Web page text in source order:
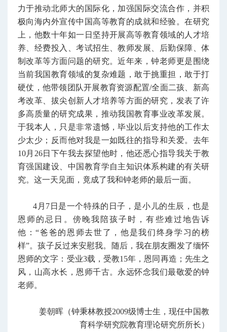
力于推动北师大的国际化，加强国际交流合作，并积
极向海内外宣传中国高等教育的成就和经验。在研究
上，他数十年如一日坚持开展高等教育领域的人才培
养、经费投入、考试招生、教师发展、后勤保障、体
制改革等方面问题的研究。近年来，钟老师更是围绕
当前我国教育领域的复杂难题，敢于挑重担，敢于打
硬仗，他带领团队开展教育资源配置/全面二孩、新高
考改革、拔尖创新人才培养等方面的研究，发表了许
多高质量的研究成果，推动我国教育事业改革发展。
于我本人，只是非常遗憾，毕业以后支持他的工作太
少太少；反而他对我是一如既往的指导和关爱。去年
10月26日下午我去探望他时，他还悉心指导我关于教
育强国建设、中国教育学自主知识体系构建的有关研
究。这一天见面，竟成了我和钟老师的最后一面。
4月7日是一个特殊的日子，是小儿的生辰，也是
恩师的忌日。傍晚我陪孩子时，有些难过地告诉
他：“爸爸的恩师去世了，他是我们终身学习的榜
样”。孩子反过来安慰我。随后，我在朋友圈发了缅怀
恩师的文字：受业3载，受教15年，恩同再造；先生之
风，山高水长，恩师千古。永远怀念我们最敬爱的钟
老师。
姜朝晖（钟秉林教授2009级博士生，现任中国教
育科学研究院教育理论研究所所长）